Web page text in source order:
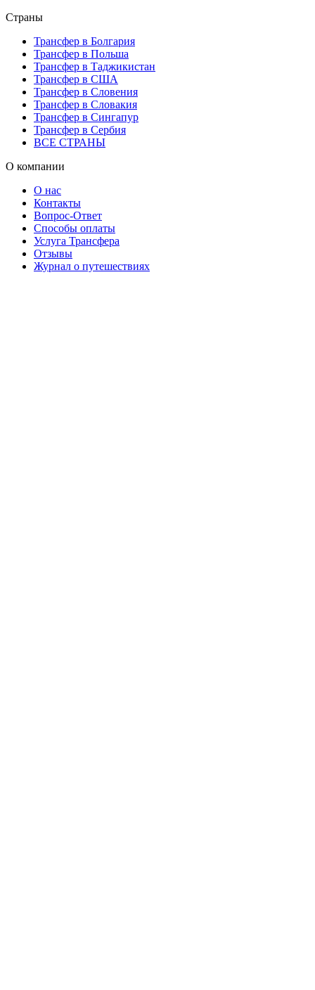
Страны
Трансфер в Болгария
Трансфер в Польша
Трансфер в Таджикистан
Трансфер в США
Трансфер в Словения
Трансфер в Словакия
Трансфер в Сингапур
Трансфер в Сербия
ВСЕ СТРАНЫ
О компании
О нас
Контакты
Вопрос-Ответ
Способы оплаты
Услуга Трансфера
Отзывы
Журнал о путешествиях